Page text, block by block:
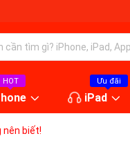
HOT Ưu đãi
iPad
nên biết!